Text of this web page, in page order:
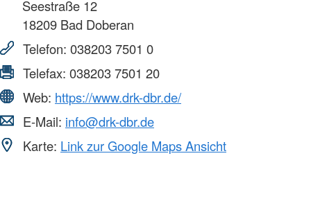
Seestraße 12
18209 Bad Doberan
Telefon: 038203 7501 0
Telefax: 038203 7501 20
Web: https://www.drk-dbr.de/
E-Mail: info@drk-dbr.de
Karte: Link zur Google Maps Ansicht